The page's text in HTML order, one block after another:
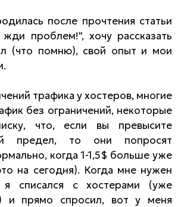
info@lred.ru
Все контакты
после прочтения статьи
жди проблем!", хочу рассказать
(что помню), свой опыт и мои
трафика у хостеров, многие
без ограничений, некоторые
что, если вы превысите
предел, то они попросят
когда 1-1,5$ больше уже
на сегодня). Когда мне нужен
я списался с хостерами (уже
и прямо спросил, вот у меня